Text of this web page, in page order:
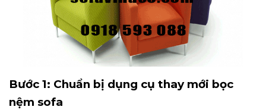
Bước 1: Chuẩn bị dụng cụ thay mới bọc
nệm sofa